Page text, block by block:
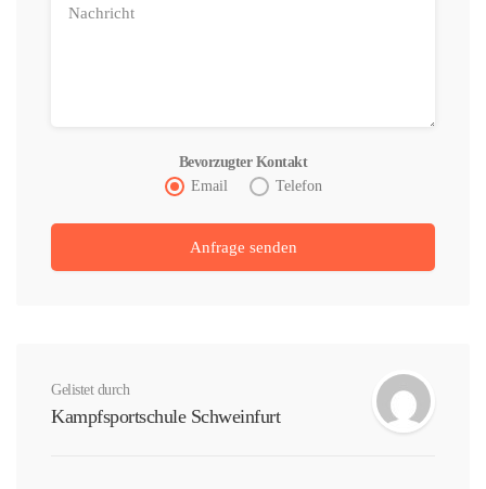
Bevorzugter Kontakt
Email
Telefon
Gelistet durch
Kampfsportschule Schweinfurt